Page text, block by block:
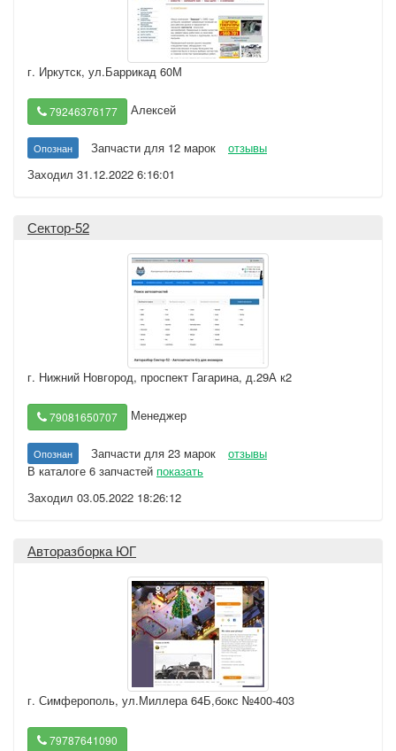
г. Иркутск, ул.Баррикад 60М
79246376177 Алексей
Опознан Запчасти для 12 марок
отзывы
Заходил 31.12.2022 6:16:01
Сектор-52
г. Нижний Новгород, проспект Гагарина, д.29А к2
79081650707 Менеджер
Опознан Запчасти для 23 марок
отзывы
В каталоге 6 запчастей показать
Заходил 03.05.2022 18:26:12
Авторазборка ЮГ
г. Симферополь, ул.Миллера 64Б,бокс №400-403
79787641090